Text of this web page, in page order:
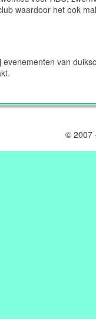
waardoor het ook
van
© 2007